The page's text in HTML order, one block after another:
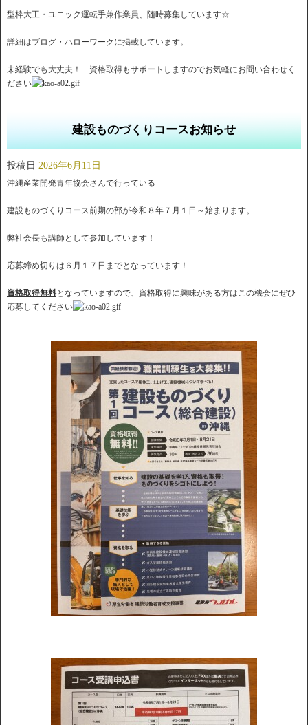
型枠大工・ユニック運転手兼作業員、随時募集しています☆
詳細はブログ・ハローワークに掲載しています。
未経験でも大丈夫！ 資格取得もサポートしますのでお気軽にお問い合わせく
ださい
建設ものづくりコースお知らせ
投稿日 2026年6月11日
沖縄産業開発青年協会さんで行っている
建設ものづくりコース前期の部が令和８年７月１日～始まります。
弊社会長も講師として参加しています！
応募締め切りは６月１７日までとなっています！
資格取得無料となっていますので、資格取得に興味がある方はこの機会にぜひ
応募してください